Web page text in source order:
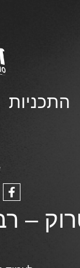
התכניות
– רבקה